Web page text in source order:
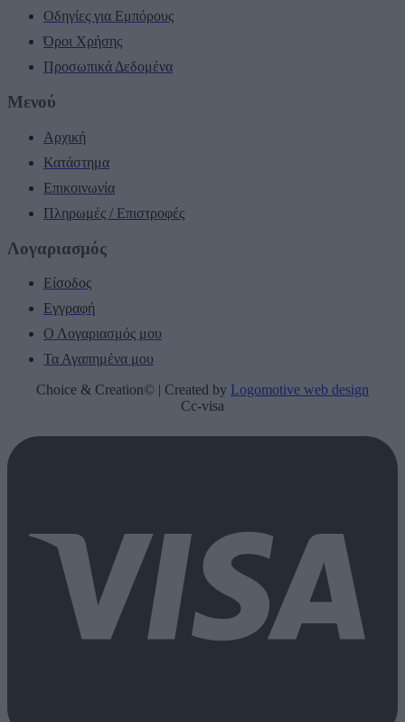
Οδηγίες για Εμπόρους
Όροι Χρήσης
Προσωπικά Δεδομένα
Μενού
Αρχική
Κατάστημα
Επικοινωνία
Πληρωμές / Επιστροφές
Λογαριασμός
Είσοδος
Εγγραφή
Ο Λογαριασμός μου
Τα Αγαπημένα μου
Choice & Creation© | Created by Logomotive web design
Cc-visa